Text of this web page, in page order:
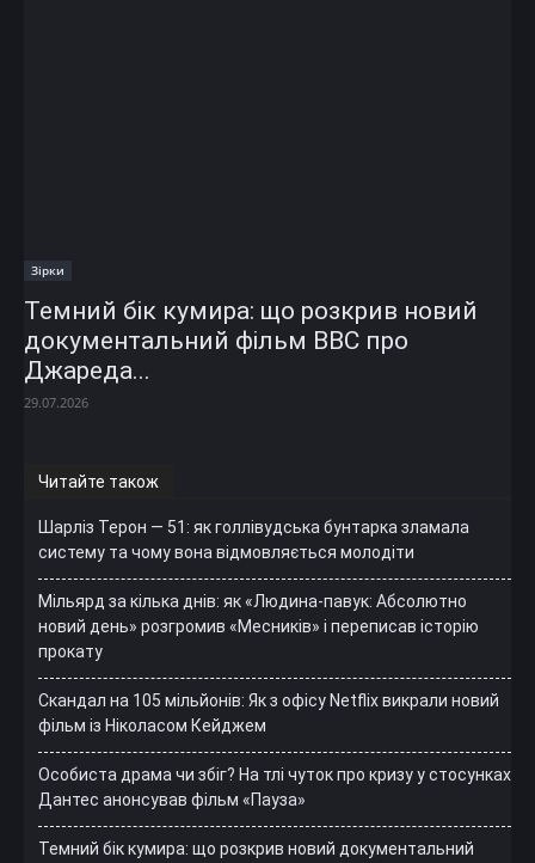
Зірки
Темний бік кумира: що розкрив новий
документальний фільм ВВС про
Джареда...
29.07.2026
Читайте також
Шарліз Терон — 51: як голлівудська бунтарка зламала
систему та чому вона відмовляється молодіти
Мільярд за кілька днів: як «Людина-павук: Абсолютно
новий день» розгромив «Месників» і переписав історію
прокату
Скандал на 105 мільйонів: Як з офісу Netflix викрали новий
фільм із Ніколасом Кейджем
Особиста драма чи збіг? На тлі чуток про кризу у стосунках
Дантес анонсував фільм «Пауза»
Темний бік кумира: що розкрив новий документальний